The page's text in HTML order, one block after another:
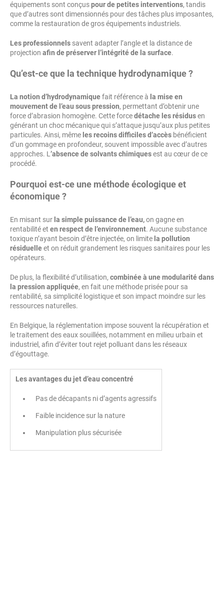
équipements sont conçuspour de petites interventions, tandis
que d’autres sont dimensionnés pour des tâches plus imposantes,
comme la restauration de gros équipements industriels.
Les professionnels savent adapter l’angle et la distance de
projection afin de préserver l’intégrité de la surface.
Qu’est-ce que la technique hydrodynamique ?
La notion d’hydrodynamiquefait référence à la mise en
mouvement de l’eau sous pression, permettant d’obtenir une
force d’abrasion homogène. Cette forcedétache les résidusen
générant un choc mécanique qui s’attaque jusqu’aux plus petites
particules. Ainsi, même les recoins difficiles d’accès bénéficient
d’un gommage en profondeur, souvent impossible avec d’autres
approches. L’absence de solvants chimiquesest au cœur de ce
procédé.
Pourquoi est-ce une méthode écologique et
économique ?
En misant sur la simple puissance de l’eau,on gagne en
rentabilité et en respect de l’environnement. Aucune substance
toxique n’ayant besoin d’être injectée, on limite la pollution
résiduelleet on réduit grandement les risques sanitaires pour les
opérateurs.
De plus, la flexibilité d’utilisation, combinée à une modularité dans
la pression appliquée, en fait une méthode prisée pour sa
rentabilité, sa simplicité logistique et son impact moindre sur les
ressources naturelles.
En Belgique, la réglementation impose souvent la récupération et
le traitement des eaux souillées, notamment en milieu urbain et
industriel, afin d’éviter tout rejet polluant dans les réseaux
d’égouttage.
Les avantages du jet d’eau concentré
Pas de décapants ni d’agents agressifs
Faible incidence sur la nature
Manipulation plus sécurisée